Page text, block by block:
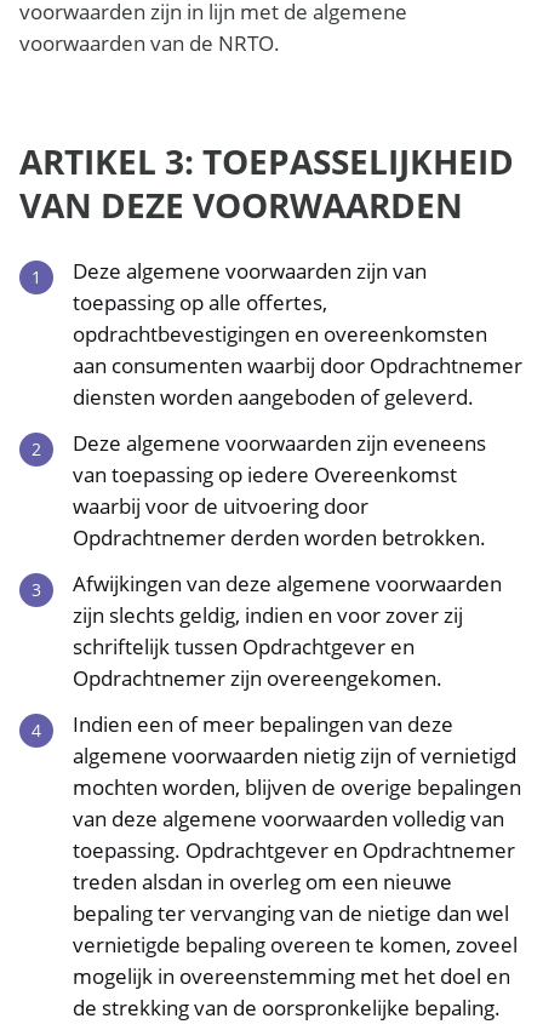
voorwaarden zijn in lijn met de algemene
voorwaarden van de NRTO.
ARTIKEL 3: TOEPASSELIJKHEID
VAN DEZE VOORWAARDEN
Deze algemene voorwaarden zijn van
toepassing op alle offertes,
opdrachtbevestigingen en overeenkomsten
aan consumenten waarbij door Opdrachtnemer
diensten worden aangeboden of geleverd.
Deze algemene voorwaarden zijn eveneens
van toepassing op iedere Overeenkomst
waarbij voor de uitvoering door
Opdrachtnemer derden worden betrokken.
Afwijkingen van deze algemene voorwaarden
zijn slechts geldig, indien en voor zover zij
schriftelijk tussen Opdrachtgever en
Opdrachtnemer zijn overeengekomen.
Indien een of meer bepalingen van deze
algemene voorwaarden nietig zijn of vernietigd
mochten worden, blijven de overige bepalingen
van deze algemene voorwaarden volledig van
toepassing. Opdrachtgever en Opdrachtnemer
treden alsdan in overleg om een nieuwe
bepaling ter vervanging van de nietige dan wel
vernietigde bepaling overeen te komen, zoveel
mogelijk in overeenstemming met het doel en
de strekking van de oorspronkelijke bepaling.